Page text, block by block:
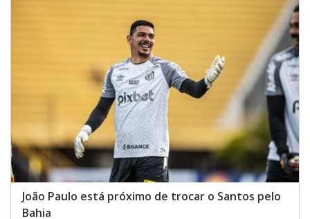
João Paulo está próximo de trocar o Santos pelo
Bahia